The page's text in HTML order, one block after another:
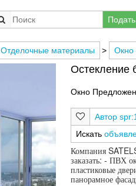
Отделочные материалы > Окно
Остекление
Окно
Искать
Компания
заказать: - ПВХ
пластиковые
панорамное